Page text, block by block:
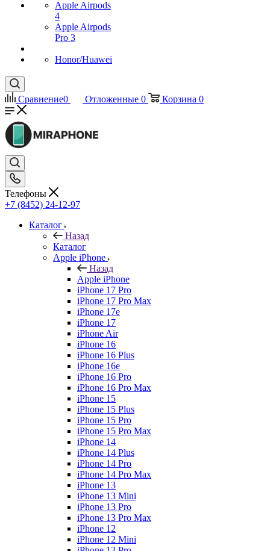
Apple Airpods
4
Apple Airpods
Pro 3
Honor/Huawei
Сравнение0 Отложенные 0 Корзина 0
Телефоны
+7 (8452) 24-12-97
Каталог
Назад
Каталог
Apple iPhone
Назад
Apple iPhone
iPhone 17 Pro
iPhone 17 Pro Max
iPhone 17e
iPhone 17
iPhone Air
iPhone 16
iPhone 16 Plus
iPhone 16e
iPhone 16 Pro
iPhone 16 Pro Max
iPhone 15
iPhone 15 Plus
iPhone 15 Pro
iPhone 15 Pro Max
iPhone 14
iPhone 14 Plus
iPhone 14 Pro
iPhone 14 Pro Max
iPhone 13
iPhone 13 Mini
iPhone 13 Pro
iPhone 13 Pro Max
iPhone 12
iPhone 12 Mini